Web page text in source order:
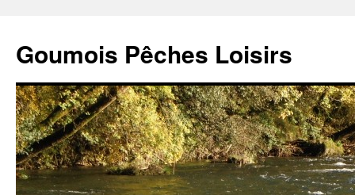
Goumois Pêches Loisirs